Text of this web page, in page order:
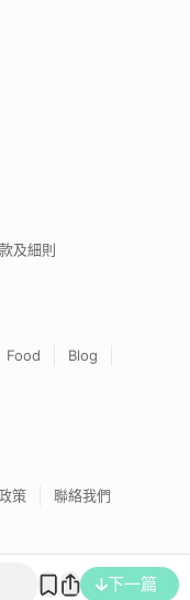
下一篇
及細則
Food
Blog
策 聯絡我們